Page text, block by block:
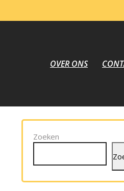
OVER ONS
Zoeken